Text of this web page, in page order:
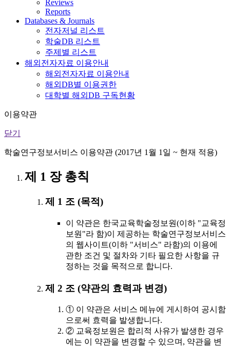
Reviews
Reports
Databases & Journals
전자저널 리스트
학술DB 리스트
주제별 리스트
해외전자자료 이용안내
해외전자자료 이용안내
해외DB별 이용권한
대학별 해외DB 구독현황
이용약관
닫기
학술연구정보서비스 이용약관 (2017년 1월 1일 ~ 현재 적용)
제 1 장 총칙
제 1 조 (목적)
이 약관은 한국교육학술정보원(이하 "교육정
보원"라 함)이 제공하는 학술연구정보서비스
의 웹사이트(이하 "서비스" 라함)의 이용에
관한 조건 및 절차와 기타 필요한 사항을 규
정하는 것을 목적으로 합니다.
제 2 조 (약관의 효력과 변경)
① 이 약관은 서비스 메뉴에 게시하여 공시함
으로써 효력을 발생합니다.
② 교육정보원은 합리적 사유가 발생한 경우
에는 이 약관을 변경할 수 있으며, 약관을 변